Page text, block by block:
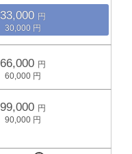
33,000
30,000
66,000
60,000
99,000
90,000